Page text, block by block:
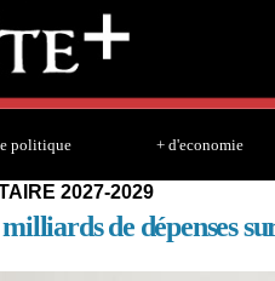
politique + d'economie
2027-2029
de dépenses